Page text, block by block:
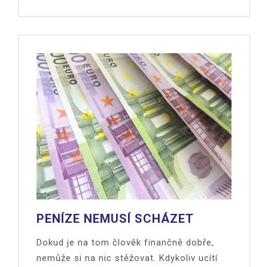
PENÍZE NEMUSÍ SCHÁZET
Dokud je na tom člověk finančně dobře,
nemůže si na nic stěžovat. Kdykoliv ucítí